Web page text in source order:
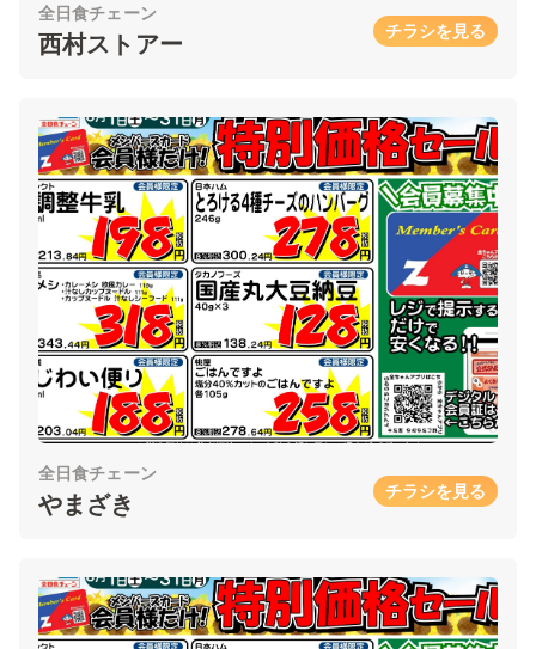
全日食チェーン
西村ストアー チラシを見る
全日食チェーン
やまざき チラシを見る